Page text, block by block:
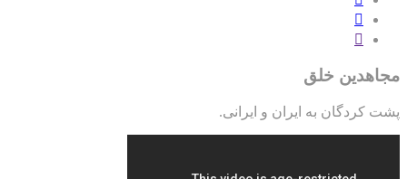
مجاهدین خلق
پشت کردگان به ایران و ایرانی.